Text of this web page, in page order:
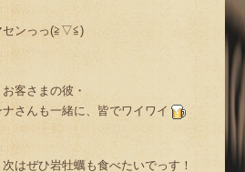
センっっ(≧▽≦)
客さまの彼・
さんも一緒に、皆でワイワイ
ぜひ岩牡蠣も食べたいでっす！